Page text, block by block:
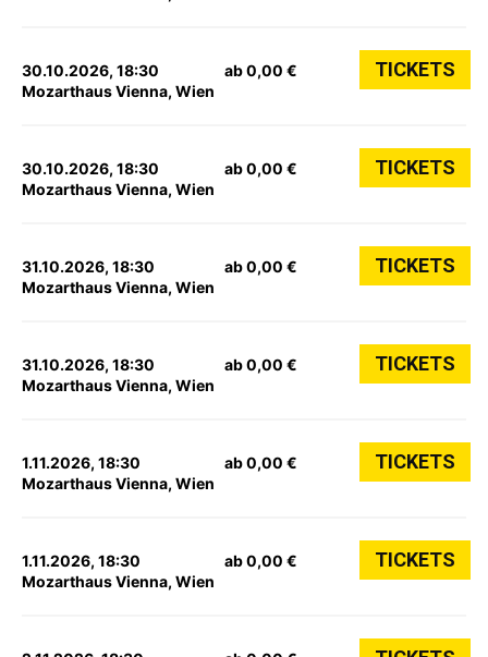
30.10.2026, 18:30
Mozarthaus Vienna, Wien
ab 0,00 € TICKETS
30.10.2026, 18:30
Mozarthaus Vienna, Wien
ab 0,00 € TICKETS
31.10.2026, 18:30
Mozarthaus Vienna, Wien
ab 0,00 € TICKETS
31.10.2026, 18:30
Mozarthaus Vienna, Wien
ab 0,00 € TICKETS
1.11.2026, 18:30
Mozarthaus Vienna, Wien
ab 0,00 € TICKETS
1.11.2026, 18:30
Mozarthaus Vienna, Wien
ab 0,00 € TICKETS